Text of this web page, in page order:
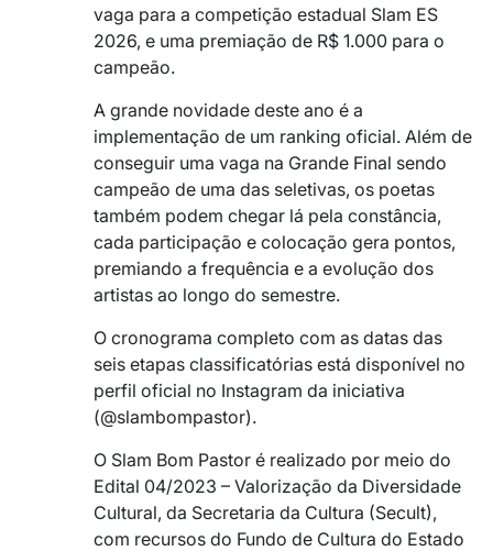
vaga para a competição estadual Slam ES
2026, e uma premiação de R$ 1.000 para o
campeão.
A grande novidade deste ano é a
implementação de um ranking oficial. Além de
conseguir uma vaga na Grande Final sendo
campeão de uma das seletivas, os poetas
também podem chegar lá pela constância,
cada participação e colocação gera pontos,
premiando a frequência e a evolução dos
artistas ao longo do semestre.
O cronograma completo com as datas das
seis etapas classificatórias está disponível no
perfil oficial no Instagram da iniciativa
(@slambompastor).
O Slam Bom Pastor é realizado por meio do
Edital 04/2023 – Valorização da Diversidade
Cultural, da Secretaria da Cultura (Secult),
com recursos do Fundo de Cultura do Estado